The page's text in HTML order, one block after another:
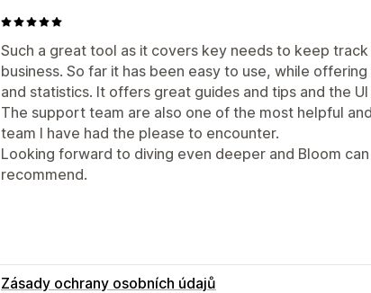
Such a great tool as it covers key needs to keep
business. So far it has been easy to use, while
and statistics. It offers great guides and tips and the
The support team are also one of the most helpful
team I have had the please to encounter.
Looking forward to diving even deeper and Bloom
recommend.
Zásady ochrany osobních údajů